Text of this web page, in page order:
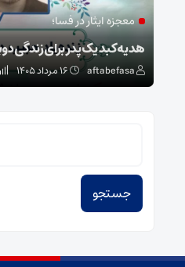
معجزه ایثار در فسا؛
هدیه کبد یک پدر برای زندگی
aftabefasa ۱۶ مرداد ۱۴۰۵